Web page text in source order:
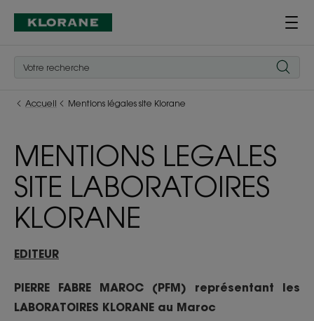
Accueil Mentions légales site Klorane
MENTIONS LEGALES
SITE LABORATOIRES
KLORANE
EDITEUR
PIERRE FABRE MAROC (PFM) représentant les
LABORATOIRES KLORANE au Maroc